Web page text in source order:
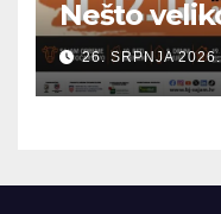
Nešto
26. SRPNJA